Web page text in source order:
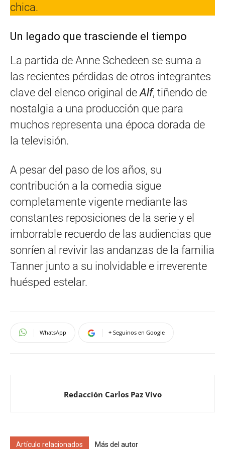
chica.
Un legado que trasciende el tiempo
La partida de Anne Schedeen se suma a
las recientes pérdidas de otros integrantes
clave del elenco original deAlf, tiñendo de
nostalgia a una producción que para
muchos representa una época dorada de
la televisión.
A pesar del paso de los años, su
contribución a la comedia sigue
completamente vigente mediante las
constantes reposiciones de la serie y el
imborrable recuerdo de las audiencias que
sonríen al revivir las andanzas de la familia
Tanner junto a su inolvidable e irreverente
huésped estelar.
WhatsApp + Seguinos en Google
Redacción Carlos Paz Vivo
Artículo relacionados Más del autor